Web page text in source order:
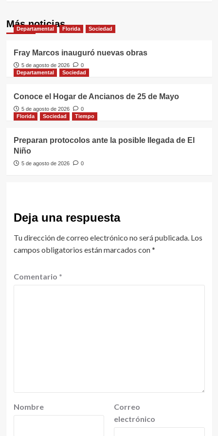
Más noticias
Departamental Florida Sociedad
Fray Marcos inauguró nuevas obras
5 de agosto de 2026
0
Departamental
Sociedad
Conoce el Hogar de Ancianos de 25 de Mayo
5 de agosto de 2026
0
Florida
Sociedad Tiempo
Preparan protocolos ante la posible llegada de El
Niño
5 de agosto de 2026 0
Deja una respuesta
Tu dirección de correo electrónico no será publicada. Los
campos obligatorios están marcados con*
Comentario *
Nombre
Correo
electrónico